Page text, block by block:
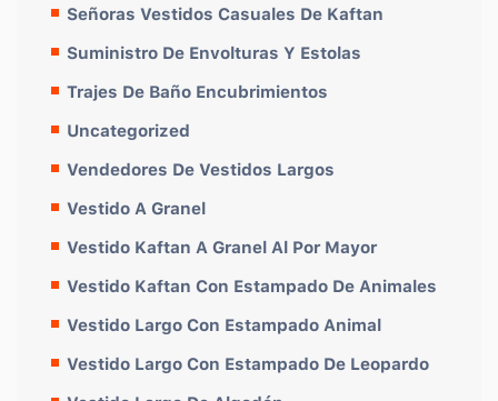
Señoras Vestidos Casuales De Kaftan
Suministro De Envolturas Y Estolas
Trajes De Baño Encubrimientos
Uncategorized
Vendedores De Vestidos Largos
Vestido A Granel
Vestido Kaftan A Granel Al Por Mayor
Vestido Kaftan Con Estampado De Animales
Vestido Largo Con Estampado Animal
Vestido Largo Con Estampado De Leopardo